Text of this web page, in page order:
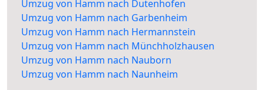
Umzug von Hamm nach Dutenhofen
Umzug von Hamm nach Garbenheim
Umzug von Hamm nach Hermannstein
Umzug von Hamm nach Münchholzhausen
Umzug von Hamm nach Nauborn
Umzug von Hamm nach Naunheim